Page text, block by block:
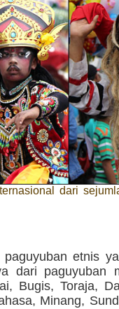
dari
paguyuban etnis
dari paguyuban
Bugis, Toraja,
Minang,